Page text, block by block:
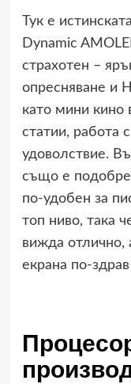
Тук е
Dynamic
страхотен –
опресняване и
като мини кино
статии, работа
удоволствие.
също е
по-удобен за
топ ниво, така
вижда отлично,
екрана по-